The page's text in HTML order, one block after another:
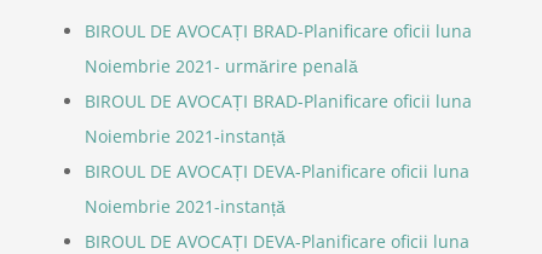
BIROUL DE AVOCAȚI BRAD-Planificare oficii luna
Noiembrie 2021- urmărire penală
BIROUL DE AVOCAȚI BRAD-Planificare oficii luna
Noiembrie 2021-instanță
BIROUL DE AVOCAȚI DEVA-Planificare oficii luna
Noiembrie 2021-instanță
BIROUL DE AVOCAȚI DEVA-Planificare oficii luna